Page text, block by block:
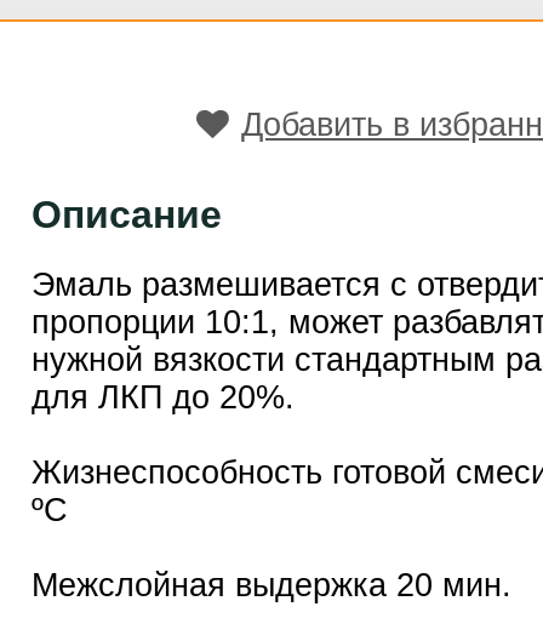
Добавить в
Описание
Эмаль размешивается с
пропорции 10:1, может
нужной вязкости стандартным
для ЛКП до 20%.
Жизнеспособность готовой
ºС
Межслойная выдержка 20 мин.